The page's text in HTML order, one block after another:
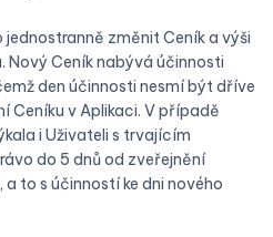
změnit Ceník a výši
Nový Ceník nabývá účinnosti
den účinnosti nesmí být dříve
Ceníku v Aplikaci. V případě
i Uživateli s trvajícím
do 5 dnů od zveřejnění
to s účinností ke dni nového